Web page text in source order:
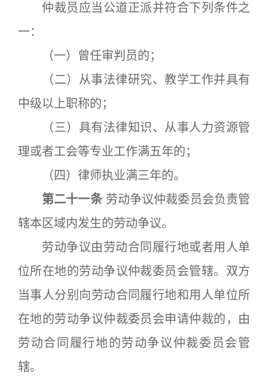
仲裁员应当公道正派并符合下列条件之
一：
（一）曾任审判员的；
（二）从事法律研究、教学工作并具有
中级以上职称的；
（三）具有法律知识、从事人力资源管
理或者工会等专业工作满五年的；
（四）律师执业满三年的。
第二十一条劳动争议仲裁委员会负责管
辖本区域内发生的劳动争议。
劳动争议由劳动合同履行地或者用人单
位所在地的劳动争议仲裁委员会管辖。双方
当事人分别向劳动合同履行地和用人单位所
在地的劳动争议仲裁委员会申请仲裁的，由
劳动合同履行地的劳动争议仲裁委员会管
辖。